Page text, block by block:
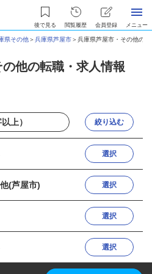
後で見る 閲覧履歴 会員登録 メニュー
県その他＞兵庫県芦屋市＞兵庫県芦屋市・その他の
他の転職・求人情報
絞り込む
選択
(芦屋市) 選択
選択
選択